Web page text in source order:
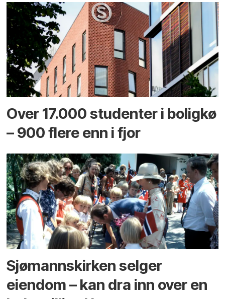
Over 17.000 studenter i boligkø
– 900 flere enn i fjor
Sjømannskirken selger
eiendom – kan dra inn over en